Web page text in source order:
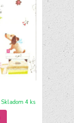
Skladom 4 ks